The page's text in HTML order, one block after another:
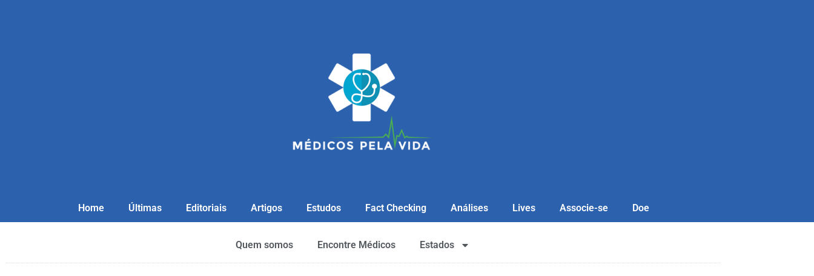
Home Últimas Editoriais Artigos Estudos Fact Checking Análises Lives Associe-se Doe
Quem somos Encontre Médicos Estados